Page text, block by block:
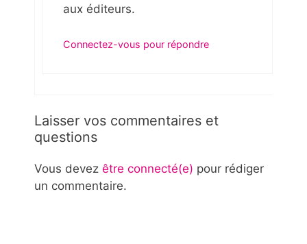
aux éditeurs.
Connectez-vous pour répondre
Laisser vos commentaires et
questions
Vous devez être connecté(e) pour rédiger
un commentaire.